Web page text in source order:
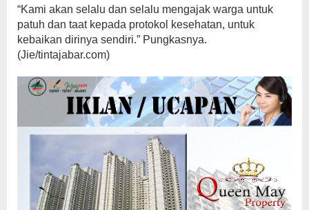
“Kami akan selalu dan selalu mengajak warga untuk
patuh dan taat kepada protokol kesehatan, untuk
kebaikan dirinya sendiri.” Pungkasnya.
(Jie/tintajabar.com)